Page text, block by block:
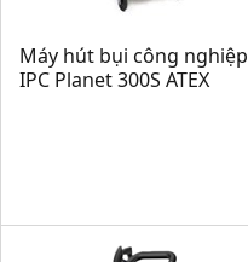
Máy hút bụi công nghiệp
IPC Planet 300S ATEX